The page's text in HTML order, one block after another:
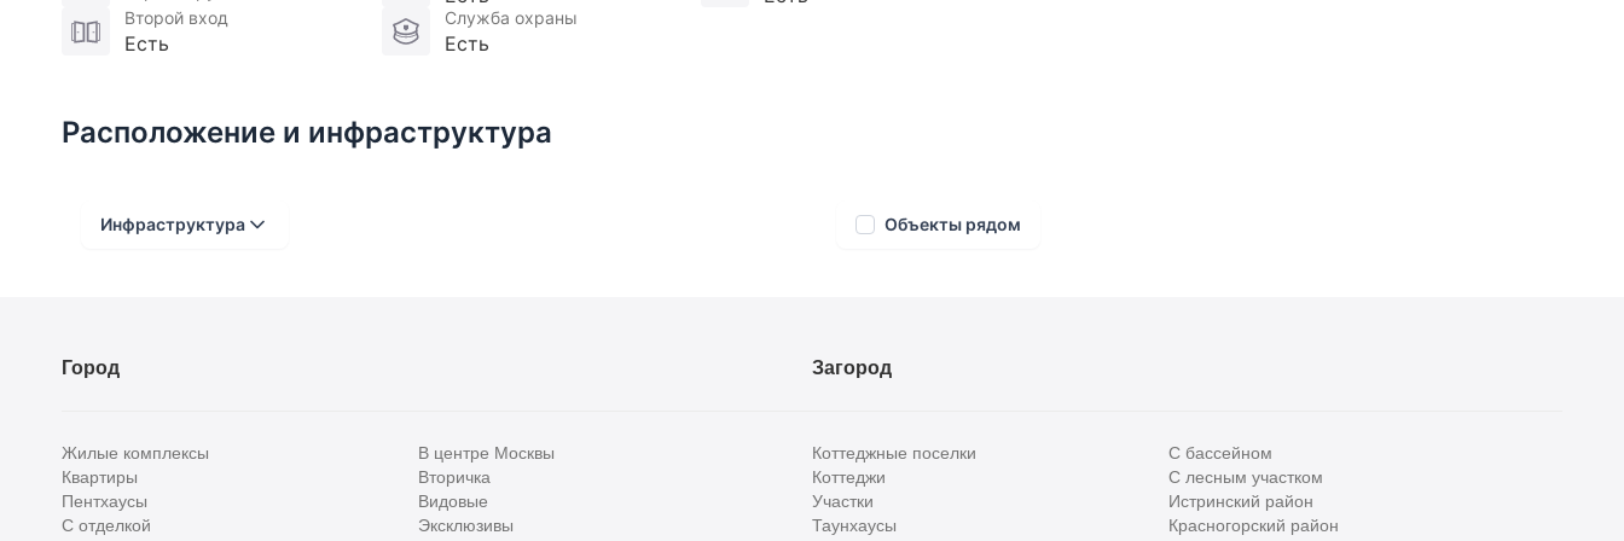
Второй вход
Есть
Служба охраны
Есть
Расположение и инфраструктура
Инфраструктура
Детские сады
Поликлиники
Объекты рядом
Город
Жилые комплексы
Квартиры
Пентхаусы
С отделкой
В центре Москвы
Вторичка
Видовые
Эксклюзивы
Загород
Коттеджные поселки
Коттеджи
Участки
Таунхаусы
С бассейном
С лесным участком
Истринский район
Красногорский район
Все